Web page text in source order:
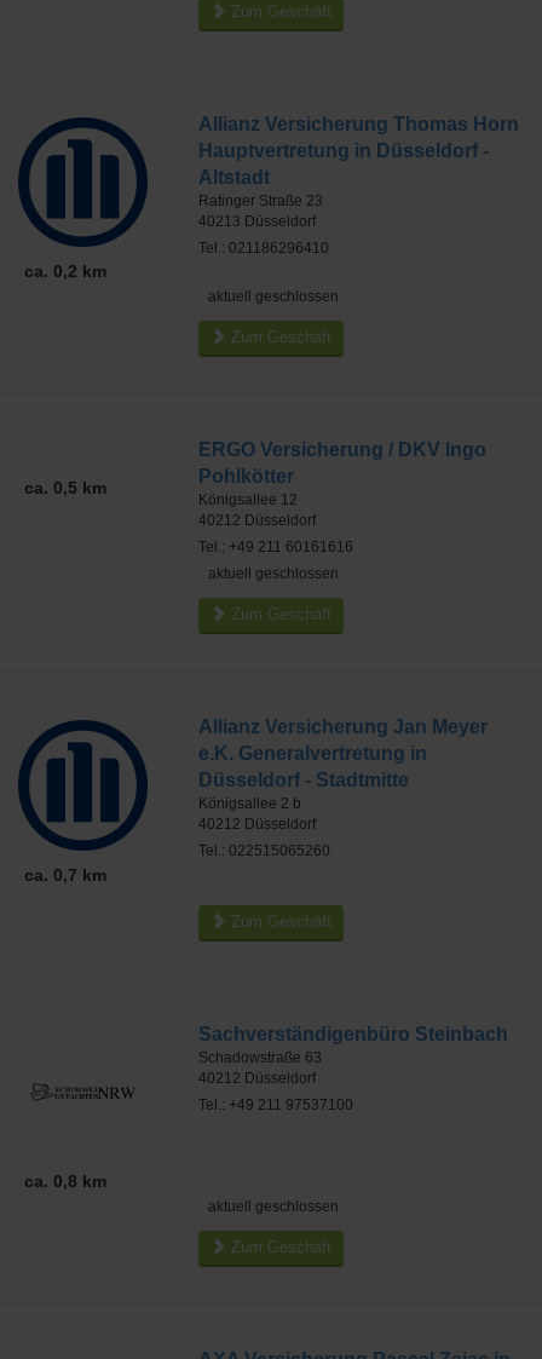
Zum Geschäft
ca. 0,2 km
Allianz Versicherung Thomas Horn
Hauptvertretung in Düsseldorf -
Altstadt
Ratinger Straße 23
40213 Düsseldorf
Tel.: 021186296410
aktuell geschlossen
Zum Geschäft
ca. 0,5 km
ERGO Versicherung / DKV Ingo
Pohlkötter
Königsallee 12
40212 Düsseldorf
Tel.: +49 211 60161616
aktuell geschlossen
Zum Geschäft
ca. 0,7 km
Allianz Versicherung Jan Meyer
e.K. Generalvertretung in
Düsseldorf - Stadtmitte
Königsallee 2 b
40212 Düsseldorf
Tel.: 022515065260
Zum Geschäft
ca. 0,8 km
Sachverständigenbüro Steinbach
Schadowstraße 63
40212 Düsseldorf
Tel.: +49 211 97537100
aktuell geschlossen
Zum Geschäft